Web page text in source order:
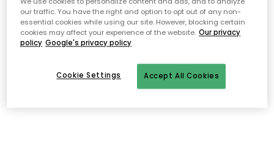
30 Tage Rückgaberecht
Sichere Zahlungen
Kostenloser Versand ab 49€*
our traffic. You have the right and option to opt out of any non-
essential cookies while using our site. However, blocking certain
cookies may affect your experience of the website. Our privacy
policy Google's privacy policy
Accept All Cookies
Cookie Settings